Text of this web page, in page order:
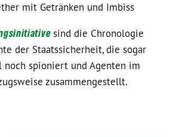
mit Getränken und Imbiss
sind die Chronologie
der Staatssicherheit, die sogar
noch spioniert und Agenten im
zusammengestellt.